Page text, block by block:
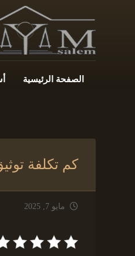
الصفحة الرئيسية
كم تكلفة
مايو 7, 2025